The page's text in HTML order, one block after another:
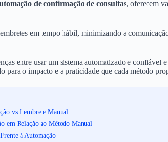
de confirmação de consultas, oferecem
em tempo hábil, minimizando a
entre usar um sistema automatizado e confiável
para o impacto e a praticidade que cada método
vs Lembrete Manual
em Relação ao Método Manual
à Automação